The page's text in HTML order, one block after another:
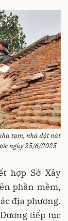
tạm, nhà dột nát
ngày 25/6/2025
hợp Sở Xây
phần mềm,
địa phương.
tiếp tục